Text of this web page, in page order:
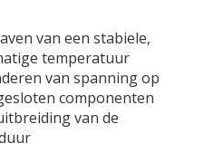
van een stabiele,
temperatuur
van spanning op
componenten
van de